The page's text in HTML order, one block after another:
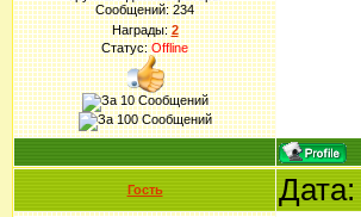
Сообщений:234
Награды:2
Статус:Offline
Гость